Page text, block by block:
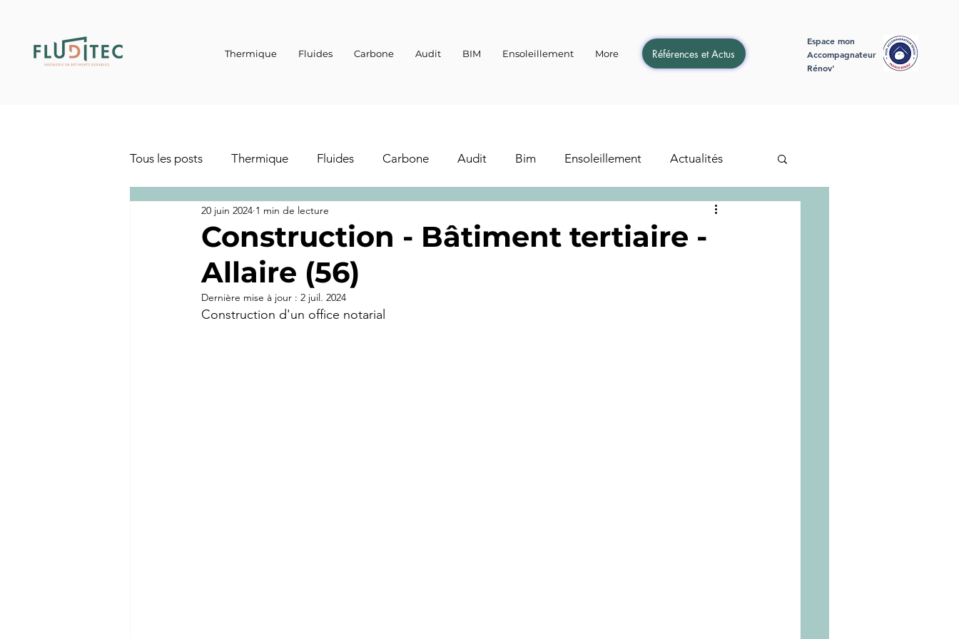
Références et Actus
Thermique Fluides Carbone Audit BIM Ensoleillement More
Espace mon
Accompagnateur
Rénov'
Tous les posts Thermique Fluides Carbone Audit Bim Ensoleillement Actualités
Construction - Bâtiment tertiaire -
Allaire (56)
20 juin 2024 1 min de lecture
Dernière mise à jour : 2 juil. 2024
Construction d'un office notarial